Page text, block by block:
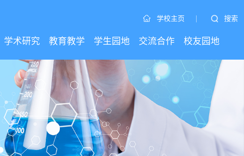
学校主页 | 搜索
学术研究 教育教学 学生园地 交流合作 校友园地